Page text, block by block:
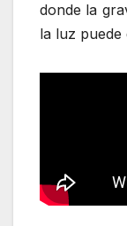
donde la
la luz puede